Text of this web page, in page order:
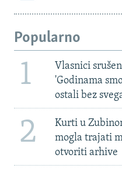
Popularno
1
Vlasnici
'Godinama
ostali bez
2
Kurti u
mogla trajati
otvoriti arhive